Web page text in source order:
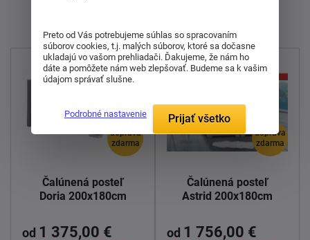
doprava
zdarma
Čalúnená posteľ
Doria 200x180cm
od 1 375,00 €
doprava
zdarma
Čalúnená posteľ
Astrid 200x180cm
od 1 756,00 €
Preto od Vás potrebujeme súhlas so spracovaním
súborov cookies, t.j. malých súborov, ktoré sa dočasne
ukladajú vo vašom prehliadači. Ďakujeme, že nám ho
dáte a pomôžete nám web zlepšovať. Budeme sa k vašim
údajom správať slušne.
Podrobné nastavenie Prijať všetko